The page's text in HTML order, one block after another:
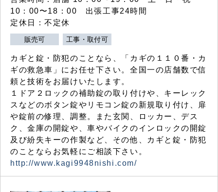
10：00〜18：00 出張工事24時間
定休日：不定休
販売可 工事・取付可
カギと錠・防犯のことなら、「カギの１１０番・カ
ギの救急車」にお任せ下さい。全国一の店舗数で信
頼と技術をお届けいたします。
１ドア２ロックの補助錠の取り付けや、キーレック
スなどのボタン錠やリモコン錠の新規取り付け、扉
や錠前の修理、調整。また玄関、ロッカー、デス
ク、金庫の開錠や、車やバイクのインロックの開錠
及び紛失キーの作製など、その他、カギと錠・防犯
のことならお気軽にご相談下さい。
http://www.kagi9948nishi.com/